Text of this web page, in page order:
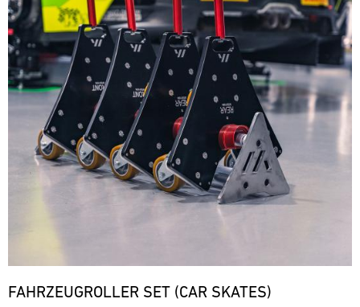
FAHRZEUGROLLER SET (CAR SKATES)